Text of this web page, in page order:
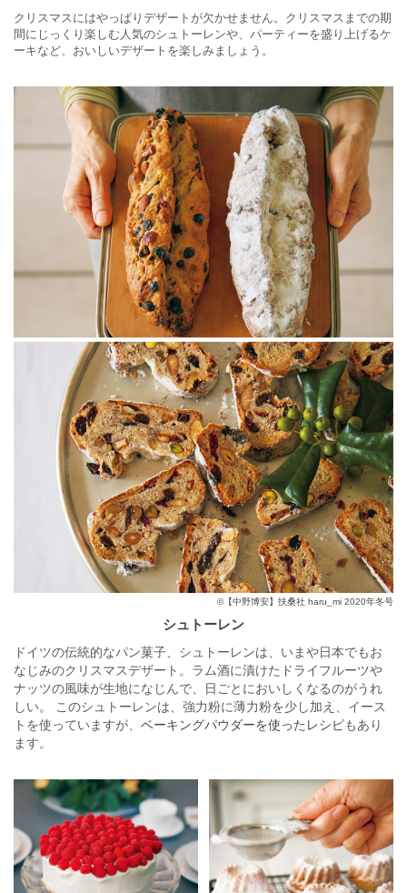
クリスマスにはやっぱりデザートが欠かせません。クリスマスまでの期
間にじっくり楽しむ人気のシュトーレンや、パーティーを盛り上げるケ
ーキなど、おいしいデザートを楽しみましょう。
©【中野博安】扶桑社 haru_mi 2020年冬号
シュトーレン
ドイツの伝統的なパン菓子、シュトーレンは、いまや日本でもお
なじみのクリスマスデザート。ラム酒に漬けたドライフルーツや
ナッツの風味が生地になじんで、日ごとにおいしくなるのがうれ
しい。 このシュトーレンは、強力粉に薄力粉を少し加え、イース
トを使っていますが、 ベーキングパウダーを使ったレシピもあり
ます。